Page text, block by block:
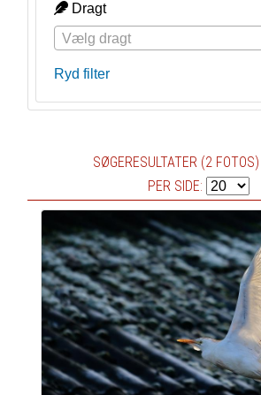
Dragt
Vælg dragt
Ryd filter
SØGERESULTATER (2 FOTOS)
PER SIDE: